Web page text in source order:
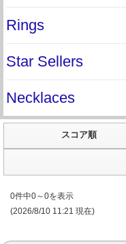
スコア順
0件中0～0を表示
(2026/8/10 11:21 現在)